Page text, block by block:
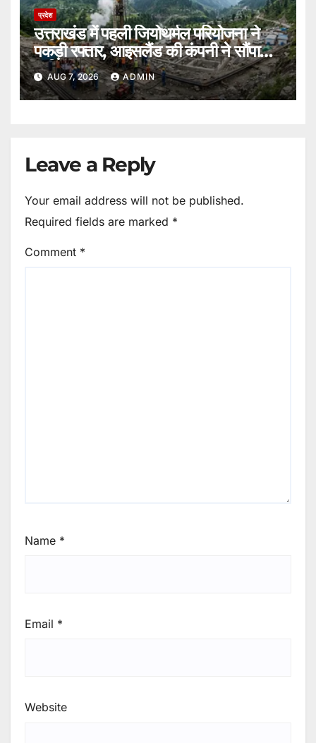
प्रदेश
उत्तराखंड में पहली जियोथर्मल परियोजना ने
पकड़ी रफ्तार, आइसलैंड की कंपनी ने सौंपा
ब्लूप्रिंट।
AUG 7, 2026 ADMIN
Leave a Reply
Your email address will not be published.
Required fields are marked *
Comment *
Name *
Email *
Website